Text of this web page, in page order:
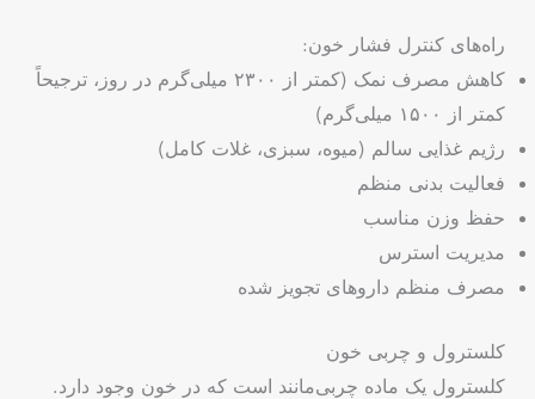
راه‌های کنترل فشار خون:
کاهش مصرف نمک (کمتر از ۲۳۰۰ میلی‌گرم در روز، ترجیحاً
کمتر از ۱۵۰۰ میلی‌گرم)
رژیم غذایی سالم (میوه، سبزی، غلات کامل)
فعالیت بدنی منظم
حفظ وزن مناسب
مدیریت استرس
مصرف منظم داروهای تجویز شده
کلسترول و چربی خون
کلسترول یک ماده چربی‌مانند است که در خون وجود دارد.